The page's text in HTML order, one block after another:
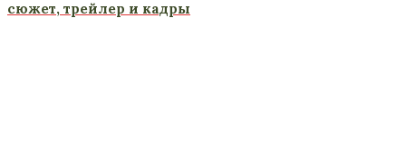
сюжет, трейлер и кадры